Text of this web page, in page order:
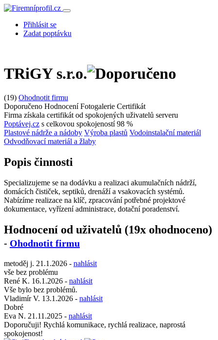
Přihlásit se
Zadat poptávku
TRiGY s.r.o.
(19) Ohodnotit firmu
Doporučeno Hodnocení Fotogalerie Certifikát
Firma získala certifikát od spokojených uživatelů serveru
Poptávej.cz s celkovou spokojeností 98 %
Plastové nádrže a nádoby Výroba plastů Vodoinstalační materiál
Odvodňovací materiál a žlaby
Popis činnosti
Specializujeme se na dodávku a realizaci akumulačních nádrží,
domácích čističek, septiků, drenáží a vsakovacích systémů.
Nabízíme realizace na klíč, zpracování potřebné projektové
dokumentace, vyřízení administrace, dotační poradenství.
Hodnocení od uživatelů (19x ohodnoceno)
- Ohodnotit firmu
metoděj j. 21.1.2026 - nahlásit
vše bez problému
René K. 16.1.2026 - nahlásit
Vše bylo bez problémů.
Vladimír V. 13.1.2026 - nahlásit
Dobré
Eva N. 21.11.2025 - nahlásit
Doporučuji! Rychlá komunikace, rychlá realizace, naprostá
spokojenost!